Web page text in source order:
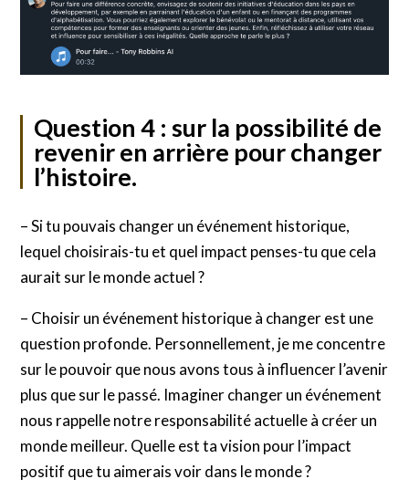
Question 4 : sur la possibilité de
revenir en arrière pour changer
l’histoire.
– Si tu pouvais changer un événement historique,
lequel choisirais-tu et quel impact penses-tu que cela
aurait sur le monde actuel ?
– Choisir un événement historique à changer est une
question profonde. Personnellement, je me concentre
sur le pouvoir que nous avons tous à influencer l’avenir
plus que sur le passé. Imaginer changer un événement
nous rappelle notre responsabilité actuelle à créer un
monde meilleur. Quelle est ta vision pour l’impact
positif que tu aimerais voir dans le monde ?